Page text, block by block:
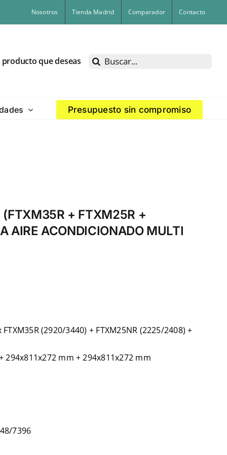
Nosotros Tienda Madrid Comparador Contacto
que deseas Buscar:
Presupuesto sin compromiso
+ FTXM25R +
AIRE ACONDICIONADO MULTI
(2920/3440) + FTXM25NR (2225/2408) +
mm + 294x811x272 mm
7396